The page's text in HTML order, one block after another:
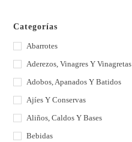
Categorías
Abarrotes
Aderezos, Vinagres Y Vinagretas
Adobos, Apanados Y Batidos
Ajíes Y Conservas
Aliños, Caldos Y Bases
Bebidas